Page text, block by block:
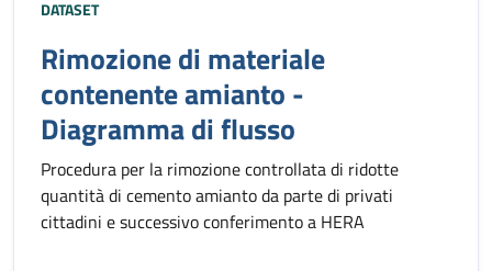
DATASET
Rimozione di materiale
contenente amianto -
Diagramma di flusso
Procedura per la rimozione controllata di ridotte
quantità di cemento amianto da parte di privati
cittadini e successivo conferimento a HERA